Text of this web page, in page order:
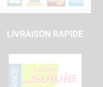
LIVRAISON RAPIDE